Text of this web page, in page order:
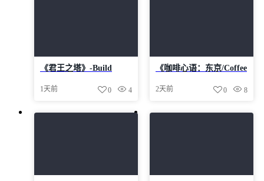
《君王之塔》-Build
中2.0GB
1天前 4
0
《咖啡心语：东京/Coffee
24312782官中免安装-简
2天前 8
0